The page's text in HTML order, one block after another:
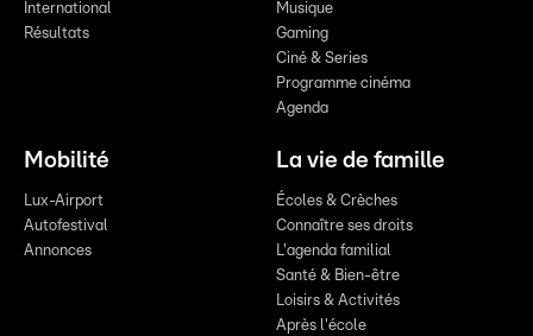
International
Résultats
Musique
Gaming
Ciné & Series
Programme cinéma
Agenda
Mobilité
Lux-Airport
Autofestival
Annonces
La vie de famille
Écoles & Crèches
Connaître ses droits
L'agenda familial
Santé & Bien-être
Loisirs & Activités
Après l'école